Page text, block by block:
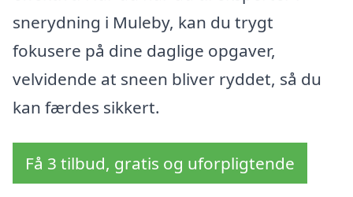
snerydning i Muleby, kan du trygt
fokusere på dine daglige opgaver,
velvidende at sneen bliver ryddet, så du
kan færdes sikkert.
Få 3 tilbud, gratis og uforpligtende